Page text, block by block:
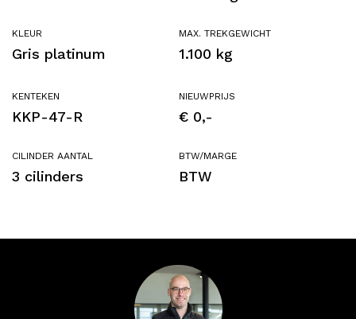
KLEUR
Gris platinum
KENTEKEN
KKP-47-R
CILINDER AANTAL
3 cilinders
MAX. TREKGEWICHT
1.100 kg
NIEUWPRIJS
€ 0,-
BTW/MARGE
BTW